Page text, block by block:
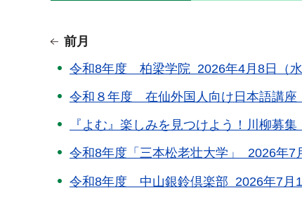
前月
令和8年度 柏梁学院 2026年4月8日（水
令和８年度 在仙外国人向け日本語講座
『よむ』楽しみを見つけよう！川柳募
令和8年度「三本松老壮大学」 2026年7
令和8年度 中山銀鈴倶楽部 2026年7月